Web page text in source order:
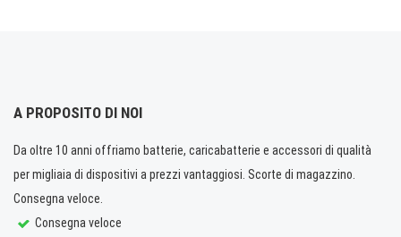
A PROPOSITO DI NOI
Da oltre 10 anni offriamo batterie, caricabatterie e accessori di qualità
per migliaia di dispositivi a prezzi vantaggiosi. Scorte di magazzino.
Consegna veloce.
Consegna veloce